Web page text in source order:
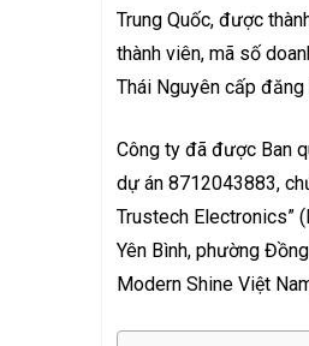
Trung Quốc, được
thành viên, mã số
Thái Nguyên cấp
Công ty đã được Ban
dự án 8712043883,
Trustech Electronics”
Yên Bình, phường
Modern Shine Việt